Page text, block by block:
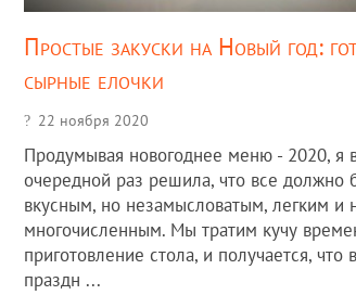
Простые закуски на Новый год:
сырные елочки
22 ноября 2020
Продумывая новогоднее меню - 2020, я
очередной раз решила, что все должно
вкусным, но незамысловатым, легким и
многочисленным. Мы тратим кучу
приготовление стола, и получается, что
праздн ...